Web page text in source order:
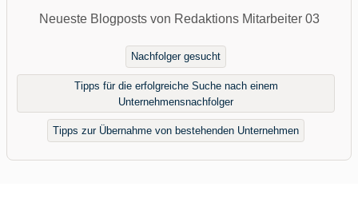
Neueste Blogposts von Redaktions Mitarbeiter 03
Nachfolger gesucht
Tipps für die erfolgreiche Suche nach einem
Unternehmensnachfolger
Tipps zur Übernahme von bestehenden Unternehmen